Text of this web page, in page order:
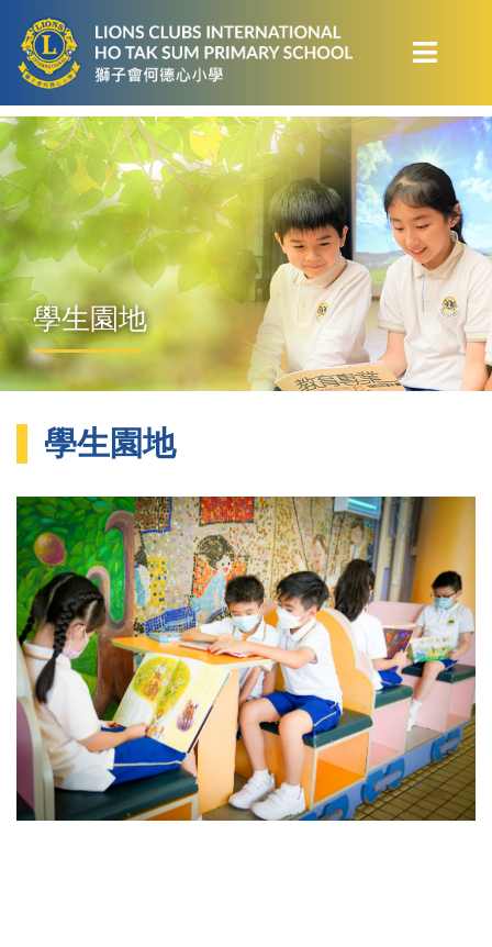
學生園地
學生園地